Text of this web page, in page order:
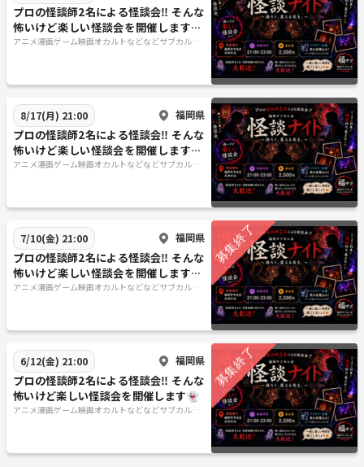
プロの怪談師2名による怪談会‼️ そんな
怖いけど楽しい怪談会を開催します👻
🌙
アニメ漫画ゲーム映画オカルトなどなどサブカル好
8/17(月) 21:00 福岡県
プロの怪談師2名による怪談会‼️ そんな
怖いけど楽しい怪談会を開催します👻
🌙
アニメ漫画ゲーム映画オカルトなどなどサブカル好
7/10(金) 21:00 福岡県
プロの怪談師2名による怪談会‼️ そんな
怖いけど楽しい怪談会を開催します👻
🌙
アニメ漫画ゲーム映画オカルトなどなどサブカル好
6/12(金) 21:00 福岡県
プロの怪談師2名による怪談会‼️ そんな
怖いけど楽しい怪談会を開催します👻
アニメ漫画ゲーム映画オカルトなどなどサブカル好